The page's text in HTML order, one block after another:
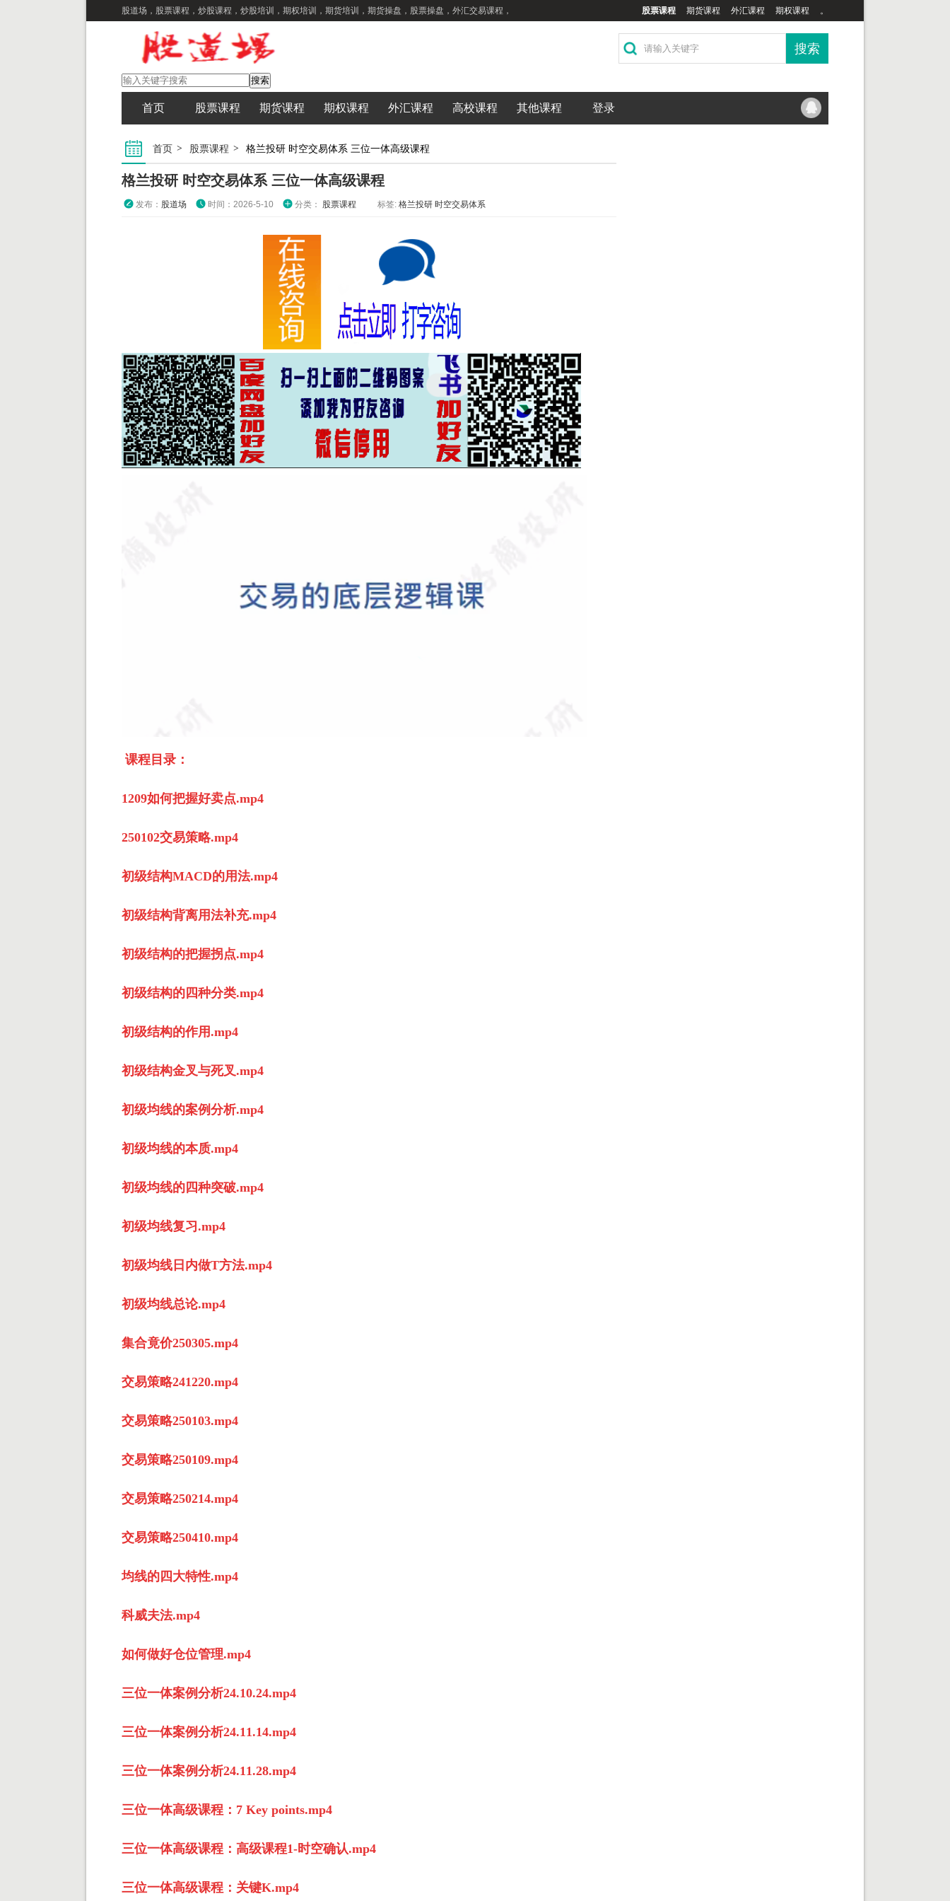
股道场，股票课程，炒股课程，炒股培训，期权培训，期货培训，期货操盘，股票操盘，外汇交易课程， 股票课程 期货课程 外汇课程 期权课程 。
首页 股票课程 期货课程 期权课程 外汇课程 高校课程 其他课程 登录
首页 股票课程 格兰投研 时空交易体系 三位一体高级课程
格兰投研 时空交易体系 三位一体高级课程
发布： 股道场 时间：2026-5-10 分类： 股票课程 标签: 格兰投研 时空交易体系
课程目录：
1209如何把握好卖点.mp4
250102交易策略.mp4
初级结构MACD的用法.mp4
初级结构背离用法补充.mp4
初级结构的把握拐点.mp4
初级结构的四种分类.mp4
初级结构的作用.mp4
初级结构金叉与死叉.mp4
初级均线的案例分析.mp4
初级均线的本质.mp4
初级均线的四种突破.mp4
初级均线复习.mp4
初级均线日内做T方法.mp4
初级均线总论.mp4
集合竟价250305.mp4
交易策略241220.mp4
交易策略250103.mp4
交易策略250109.mp4
交易策略250214.mp4
交易策略250410.mp4
均线的四大特性.mp4
科威夫法.mp4
如何做好仓位管理.mp4
三位一体案例分析24.10.24.mp4
三位一体案例分析24.11.14.mp4
三位一体案例分析24.11.28.mp4
三位一体高级课程：7 Key points.mp4
三位一体高级课程：高级课程1-时空确认.mp4
三位一体高级课程：关键K.mp4